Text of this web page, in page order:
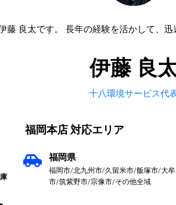
藤 良太です。 長年の経験を活かして、
伊藤 良
十八環境サービス代
福岡本店 対応エリア
福岡県
福岡市/北九州市/久留米市/飯塚市/大
市/筑紫野市/宗像市/その他全域